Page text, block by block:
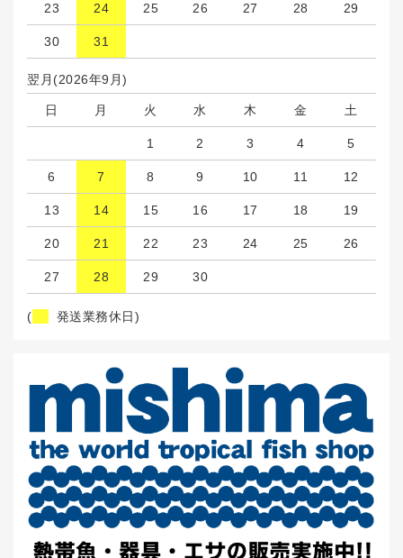
23 24 25 26 27 28 29
30 31
翌月(2026年9月)
日 月 火 水 木 金 土
1 2 3 4 5
6 7 8 9 10 11 12
13 14 15 16 17 18 19
20 21 22 23 24 25 26
27 28 29 30
( 発送業務休日)